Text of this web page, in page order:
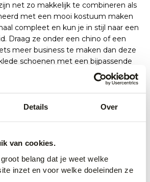
Details Over
van cookies.
belang dat je weet welke
inzet en voor welke doeleinden ze
net zo makkelijk te combineren als
met een mooi kostuum maken
compleet en kun je in stijl naar een
Draag ze onder een chino of een
meer business te maken dan deze
schoenen met een bijpassende
eindresultaat.
aanbieding zijn te krijgen van allerlei
soorten. Ben je na het zomerseizoen
en luchtige schoenen voor
het zuiden? Dan kun je hier terecht.
outlet pagina van Only for Men.
in de aanbieding bestellen gaat
Only for Men in de webshop. Met een